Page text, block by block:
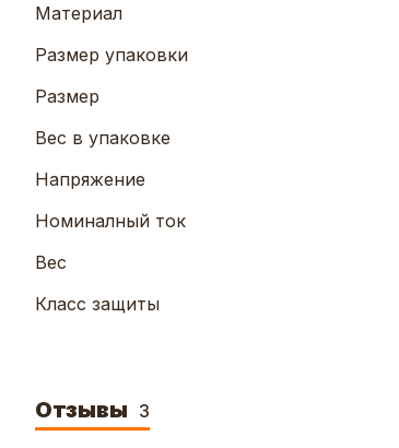
Материал
Размер упаковки
Размер
Вес в упаковке
Напряжение
Номиналный ток
Вес
Класс защиты
Отзывы 3